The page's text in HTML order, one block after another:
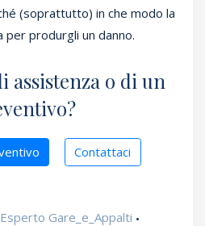
(soprattutto) in che modo la
produrgli un danno.
assistenza o di un
Contattaci
Esperto Gare_e_Appalti